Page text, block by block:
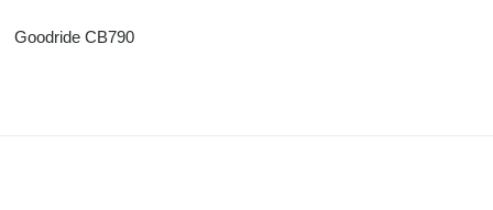
Goodride CB790